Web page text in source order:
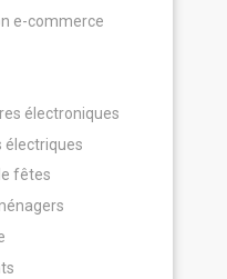
e-commerce
électroniques
électriques
fêtes